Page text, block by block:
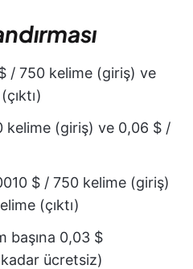
/ 750 kelime (giriş) ve
kelime (giriş) ve 0,06 $ /
$ / 750 kelime (giriş)
(çıktı)
başına 0,03 $
ücretsiz)